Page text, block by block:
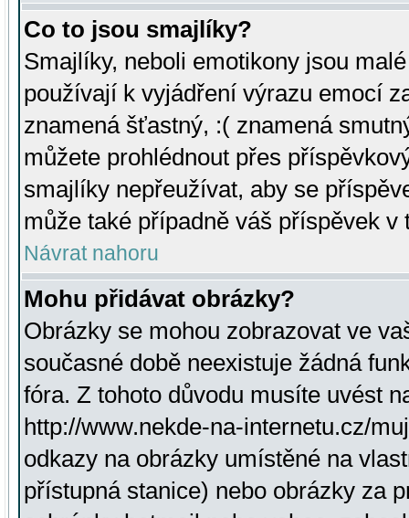
Co to jsou smajlíky?
Smajlíky, neboli emotikony jsou
používají k vyjádření výrazu emocí
znamená šťastný, :( znamená
můžete prohlédnout přes
smajlíky nepřeužívat, aby se
může také případně váš příspěvek v
Návrat nahoru
Mohu přidávat obrázky?
Obrázky se mohou zobrazovat ve
současné době neexistuje žádná
fóra. Z tohoto důvodu musíte uvést
http://www.nekde-na-internetu.cz/
odkazy na obrázky umístěné na
přístupná stanice) nebo obrázky za